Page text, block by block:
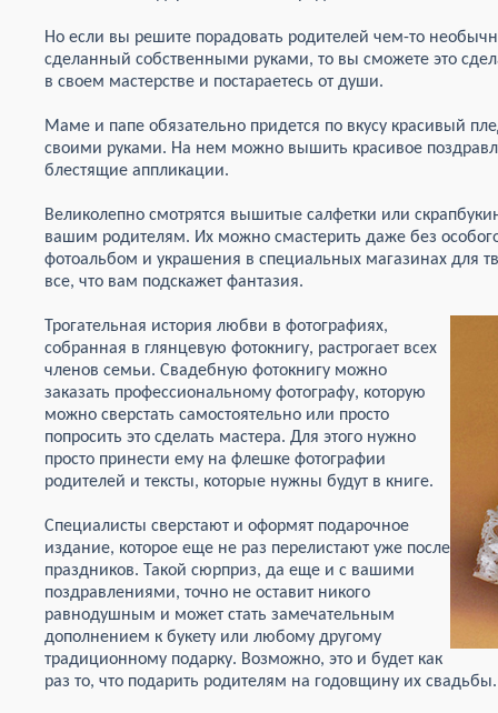
Но если вы решите порадовать родителей чем-то
сделанный собственными руками, то вы сможете это
в своем мастерстве и постараетесь от души.
Маме и папе обязательно придется по вкусу красивый
своими руками. На нем можно вышить красивое
блестящие аппликации.
Великолепно смотрятся вышитые салфетки или
вашим родителям. Их можно смастерить даже без
фотоальбом и украшения в специальных магазинах для
все, что вам подскажет фантазия.
Трогательная история любви в фотографиях,
собранная в глянцевую фотокнигу, растрогает всех
членов семьи. Свадебную фотокнигу можно
заказать профессиональному фотографу, которую
можно сверстать самостоятельно или просто
попросить это сделать мастера. Для этого нужно
просто принести ему на флешке фотографии
родителей и тексты, которые нужны будут в книге.
Специалисты сверстают и оформят подарочное
издание, которое еще не раз перелистают уже после
праздников. Такой сюрприз, да еще и с вашими
поздравлениями, точно не оставит никого
равнодушным и может стать замечательным
дополнением к букету или любому другому
традиционному подарку. Возможно, это и будет как
раз то, что подарить родителям на годовщину их свадьбы.